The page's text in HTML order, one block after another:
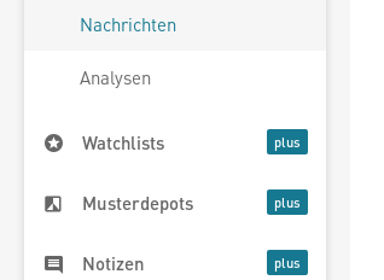
Nachrichten
Analysen
Watchlists
Musterdepots
Notizen